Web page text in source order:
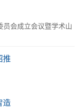
会成立会议暨学术山
推
造